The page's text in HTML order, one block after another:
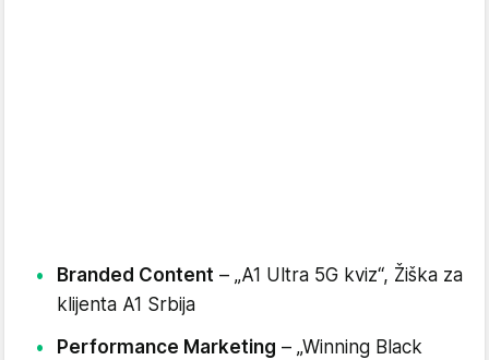
Branded Content – „A1 Ultra 5G kviz“, Žiška za
klijenta A1 Srbija
Performance Marketing – „Winning Black